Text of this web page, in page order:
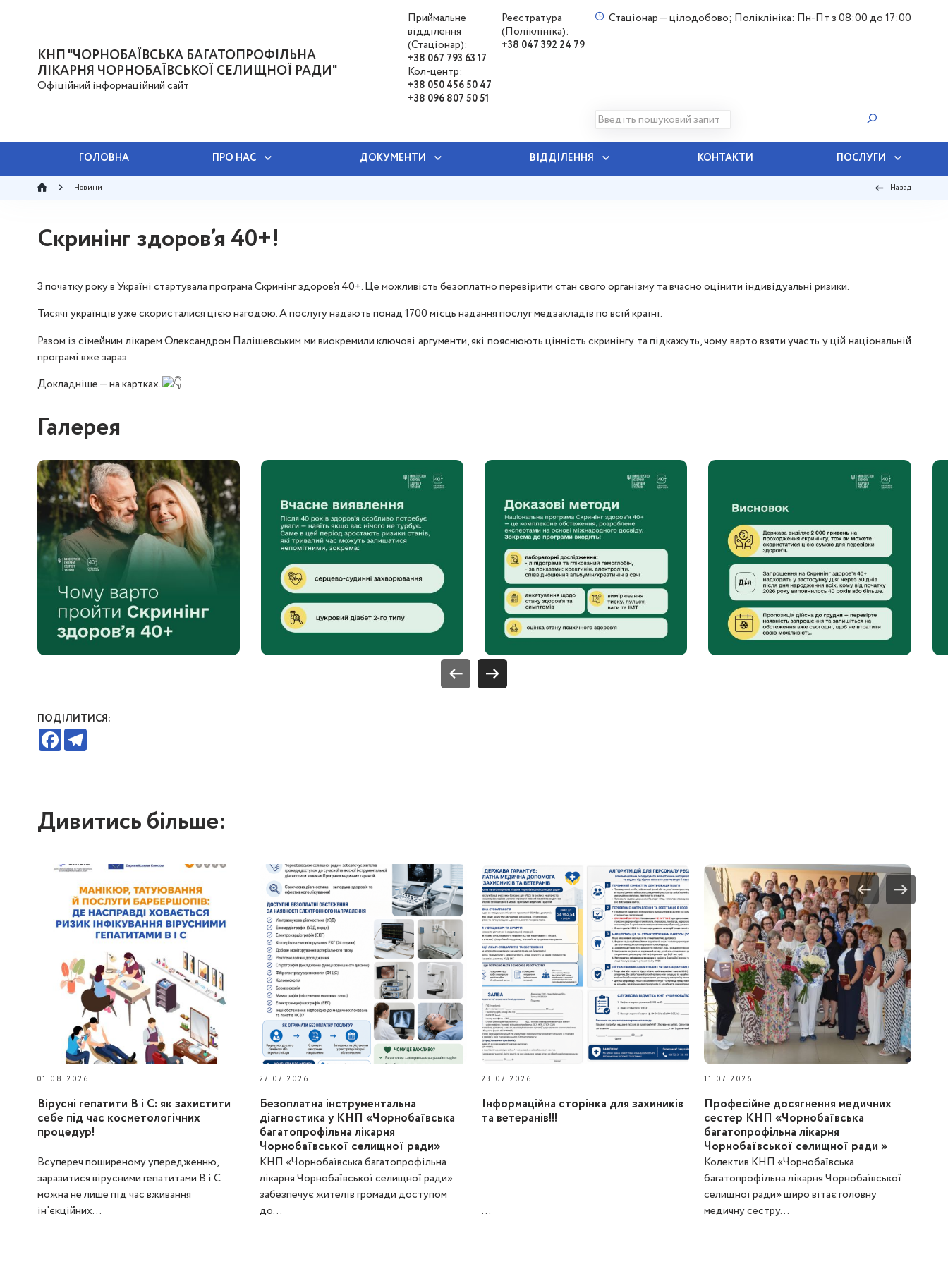
КНП "ЧОРНОБАЇВСЬКА БАГАТОПРОФІЛЬНА
ЛІКАРНЯ ЧОРНОБАЇВСЬКОЇ СЕЛИЩНОЇ РАДИ"
Офіційний інформаційний сайт
Стаціонар — цілодобово; Поліклініка: Пн-Пт з 08:00 до 17:00
Приймальне
відділення
(Стаціонар):
+38 067 793 63 17
Реєстратура
(Поліклініка):
+38 047 392 24 79
Кол-центр:
+38 050 456 50 47
+38 096 807 50 51
ГОЛОВНА ПРО НАС ДОКУМЕНТИ ВІДДІЛЕННЯ КОНТАКТИ ПОСЛУГИ
Новини Назад
Скринінг здоров’я 40+!
З початку року в Україні стартувала програма Скринінг здоров’я 40+. Це можливість безоплатно перевірити стан свого організму та вчасно оцінити індивідуальні ризики.
Тисячі українців уже скористалися цією нагодою. А послугу надають понад 1700 місць надання послуг медзакладів по всій країні.
Разом із сімейним лікарем Олександром Палішевським ми виокремили ключові аргументи, які пояснюють цінність скринінгу та підкажуть, чому варто взяти участь у цій національній
програмі вже зараз.
Докладніше — на картках.
Галерея
ПОДІЛИТИСЯ:
FacebookTelegram
Дивитись більше:
01.08.2026
Вірусні гепатити В і С: як захистити
себе під час косметологічних
процедур!
Всупереч поширеному упередженню,
заразитися вірусними гепатитами В і С
можна не лише під час вживання
ін'єкційних...
27.07.2026
Безоплатна інструментальна
діагностика у КНП «Чорнобаївська
багатопрофільна лікарня
Чорнобаївської селищної ради»
КНП «Чорнобаївська багатопрофільна
лікарня Чорнобаївської селищної ради»
забезпечує жителів громади доступом
до...
23.07.2026
Інформаційна сторінка для захиників
та ветеранів!!!
...
11.07.2026
Професійне досягнення медичних
сестер КНП «Чорнобаївська
багатопрофільна лікарня
Чорнобаївської селищної ради »
Колектив КНП «Чорнобаївська
багатопрофільна лікарня Чорнобаївської
селищної ради» щиро вітає головну
медичну сестру...